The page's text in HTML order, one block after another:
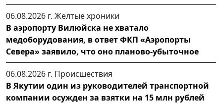
06.08.2026 г. Желтые хроники
В аэропорту Вилюйска не хватало
медоборудования, в ответ ФКП «Аэропорты
Севера» заявило, что оно планово-убыточное
06.08.2026 г. Происшествия
В Якутии один из руководителей транспортной
компании осужден за взятки на 15 млн рублей